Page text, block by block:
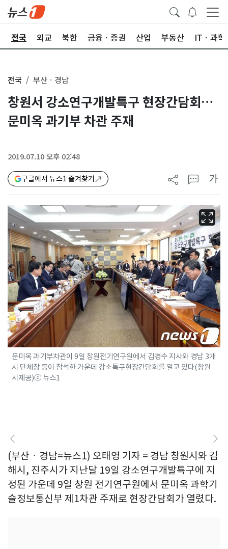
전국 외교 북한 금융ㆍ증권 산업 부동산 ITㆍ과학
전국 부산ㆍ경남
창원서 강소연구개발특구 현장간담회…
문미옥 과기부 차관 주재
2019.07.10 오후 02:48
구글에서 뉴스1 즐겨찾기 가
문미옥 과기부차관이 9일 창원전기연구원에서 김경수 지사와 경남 3개
시 단체장 등이 참석한 가운데 강소특구현장간담회를 열고 있다(창원
시제공)ⓒ 뉴스1
(부산ㆍ경남=뉴스1) 오태영 기자 = 경남 창원시와 김
해시, 진주시가 지난달 19일 강소연구개발특구에 지
정된 가운데 9일 창원 전기연구원에서 문미옥 과학기
술정보통신부 제1차관 주재로 현장간담회가 열렸다.